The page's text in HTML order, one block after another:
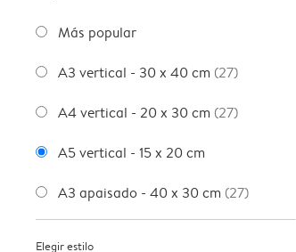
Más popular
A3 vertical - 30 x 40 cm (27)
A4 vertical - 20 x 30 cm (27)
A5 vertical - 15 x 20 cm
A3 apaisado - 40 x 30 cm (27)
Elegir estilo